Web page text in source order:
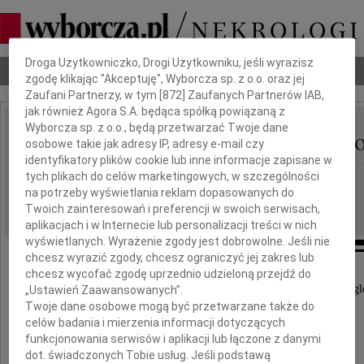
Nekrologi Odeszli Poradnik pogrzebowy
IMIĘ I NAZWISKO: Andrzej Witold
REGION: Gdańsk
DATA EMISJI: 07.06.2021
W dniu 1 czerwca 2021 roku odszedł od nas
Dbamy o Twoją prywatność
Droga Użytkowniczko, Drogi Użytkowniku, jeśli wyrazisz
zgodę klikając "Akceptuję", Wyborcza sp. z o.o. oraz jej
Zaufani Partnerzy, w tym [872 ] Zaufanych Partnerów IAB,
jak również Agora S.A. będąca spółką powiązaną z
Wyborcza sp. z o.o., będą przetwarzać Twoje dane
osobowe takie jak adresy IP, adresy e-mail czy
identyfikatory plików cookie lub inne informacje zapisane w
tych plikach do celów marketingowych, w szczególności
na potrzeby wyświetlania reklam dopasowanych do
Twoich zainteresowań i preferencji w swoich serwisach,
aplikacjach i w Internecie lub personalizacji treści w nich
wyświetlanych. Wyrażenie zgody jest dobrowolne. Jeśli nie
chcesz wyrazić zgody, chcesz ograniczyć jej zakres lub
chcesz wycofać zgodę uprzednio udzieloną przejdź do
„Ustawień Zaawansowanych”.
Twoje dane osobowe mogą być przetwarzane także do
celów badania i mierzenia informacji dotyczących
funkcjonowania serwisów i aplikacji lub łączone z danymi
dot. świadczonych Tobie usług. Jeśli podstawą